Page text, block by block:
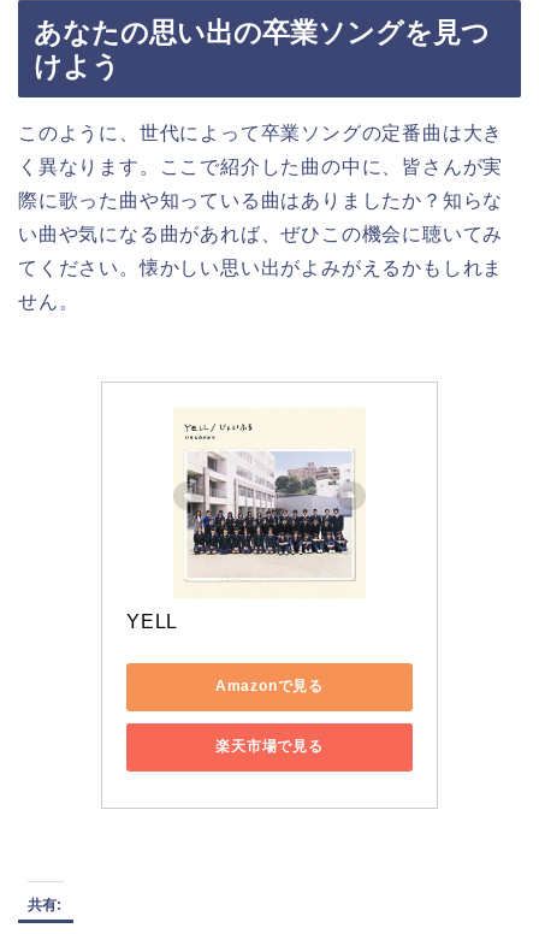
あなたの思い出の卒業ソングを見つ
けよう
このように、世代によって卒業ソングの定番曲は大き
く異なります。ここで紹介した曲の中に、皆さんが実
際に歌った曲や知っている曲はありましたか？知らな
い曲や気になる曲があれば、ぜひこの機会に聴いてみ
てください。懐かしい思い出がよみがえるかもしれま
せん。
YELL
Amazonで見る
楽天市場で見る
共有: